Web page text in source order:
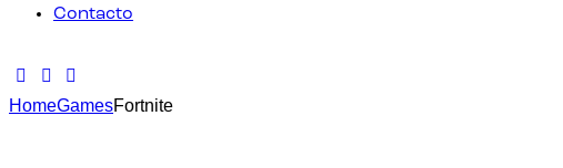
Contacto
HomeGamesFortnite